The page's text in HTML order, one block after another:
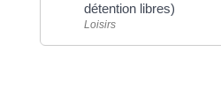
détention libres)
Loisirs